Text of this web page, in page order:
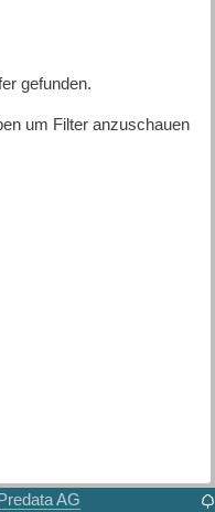
gefunden.
um Filter anzuschauen
AG